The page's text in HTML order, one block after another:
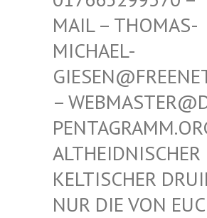
THOMAS-MICHAE
L-GIESEN
@FREENET.DE –
ASTER@DAS-
RAMM.ORG!
DNISCHER KELTIS
CHER DRUIDE!
IE VON EUCH